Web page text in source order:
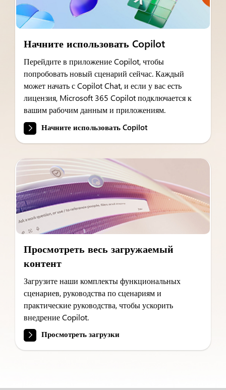
Начните использовать Copilot
Перейдите в приложение Copilot, чтобы
попробовать новый сценарий сейчас. Каждый
может начать с Copilot Chat, и если у вас есть
лицензия, Microsoft 365 Copilot подключается к
вашим рабочим данным и приложениям.
Начните использовать Copilot
Просмотреть весь загружаемый
контент
Загрузите наши комплекты функциональных
сценариев, руководства по сценариям и
практические руководства, чтобы ускорить
внедрение Copilot.
Просмотреть загрузки